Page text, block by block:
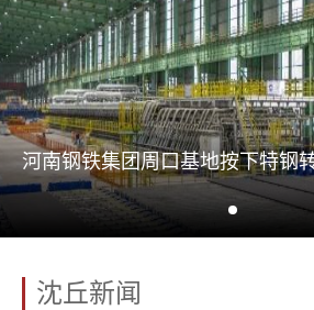
河南钢铁集团周口基地按下特钢
沈丘新闻